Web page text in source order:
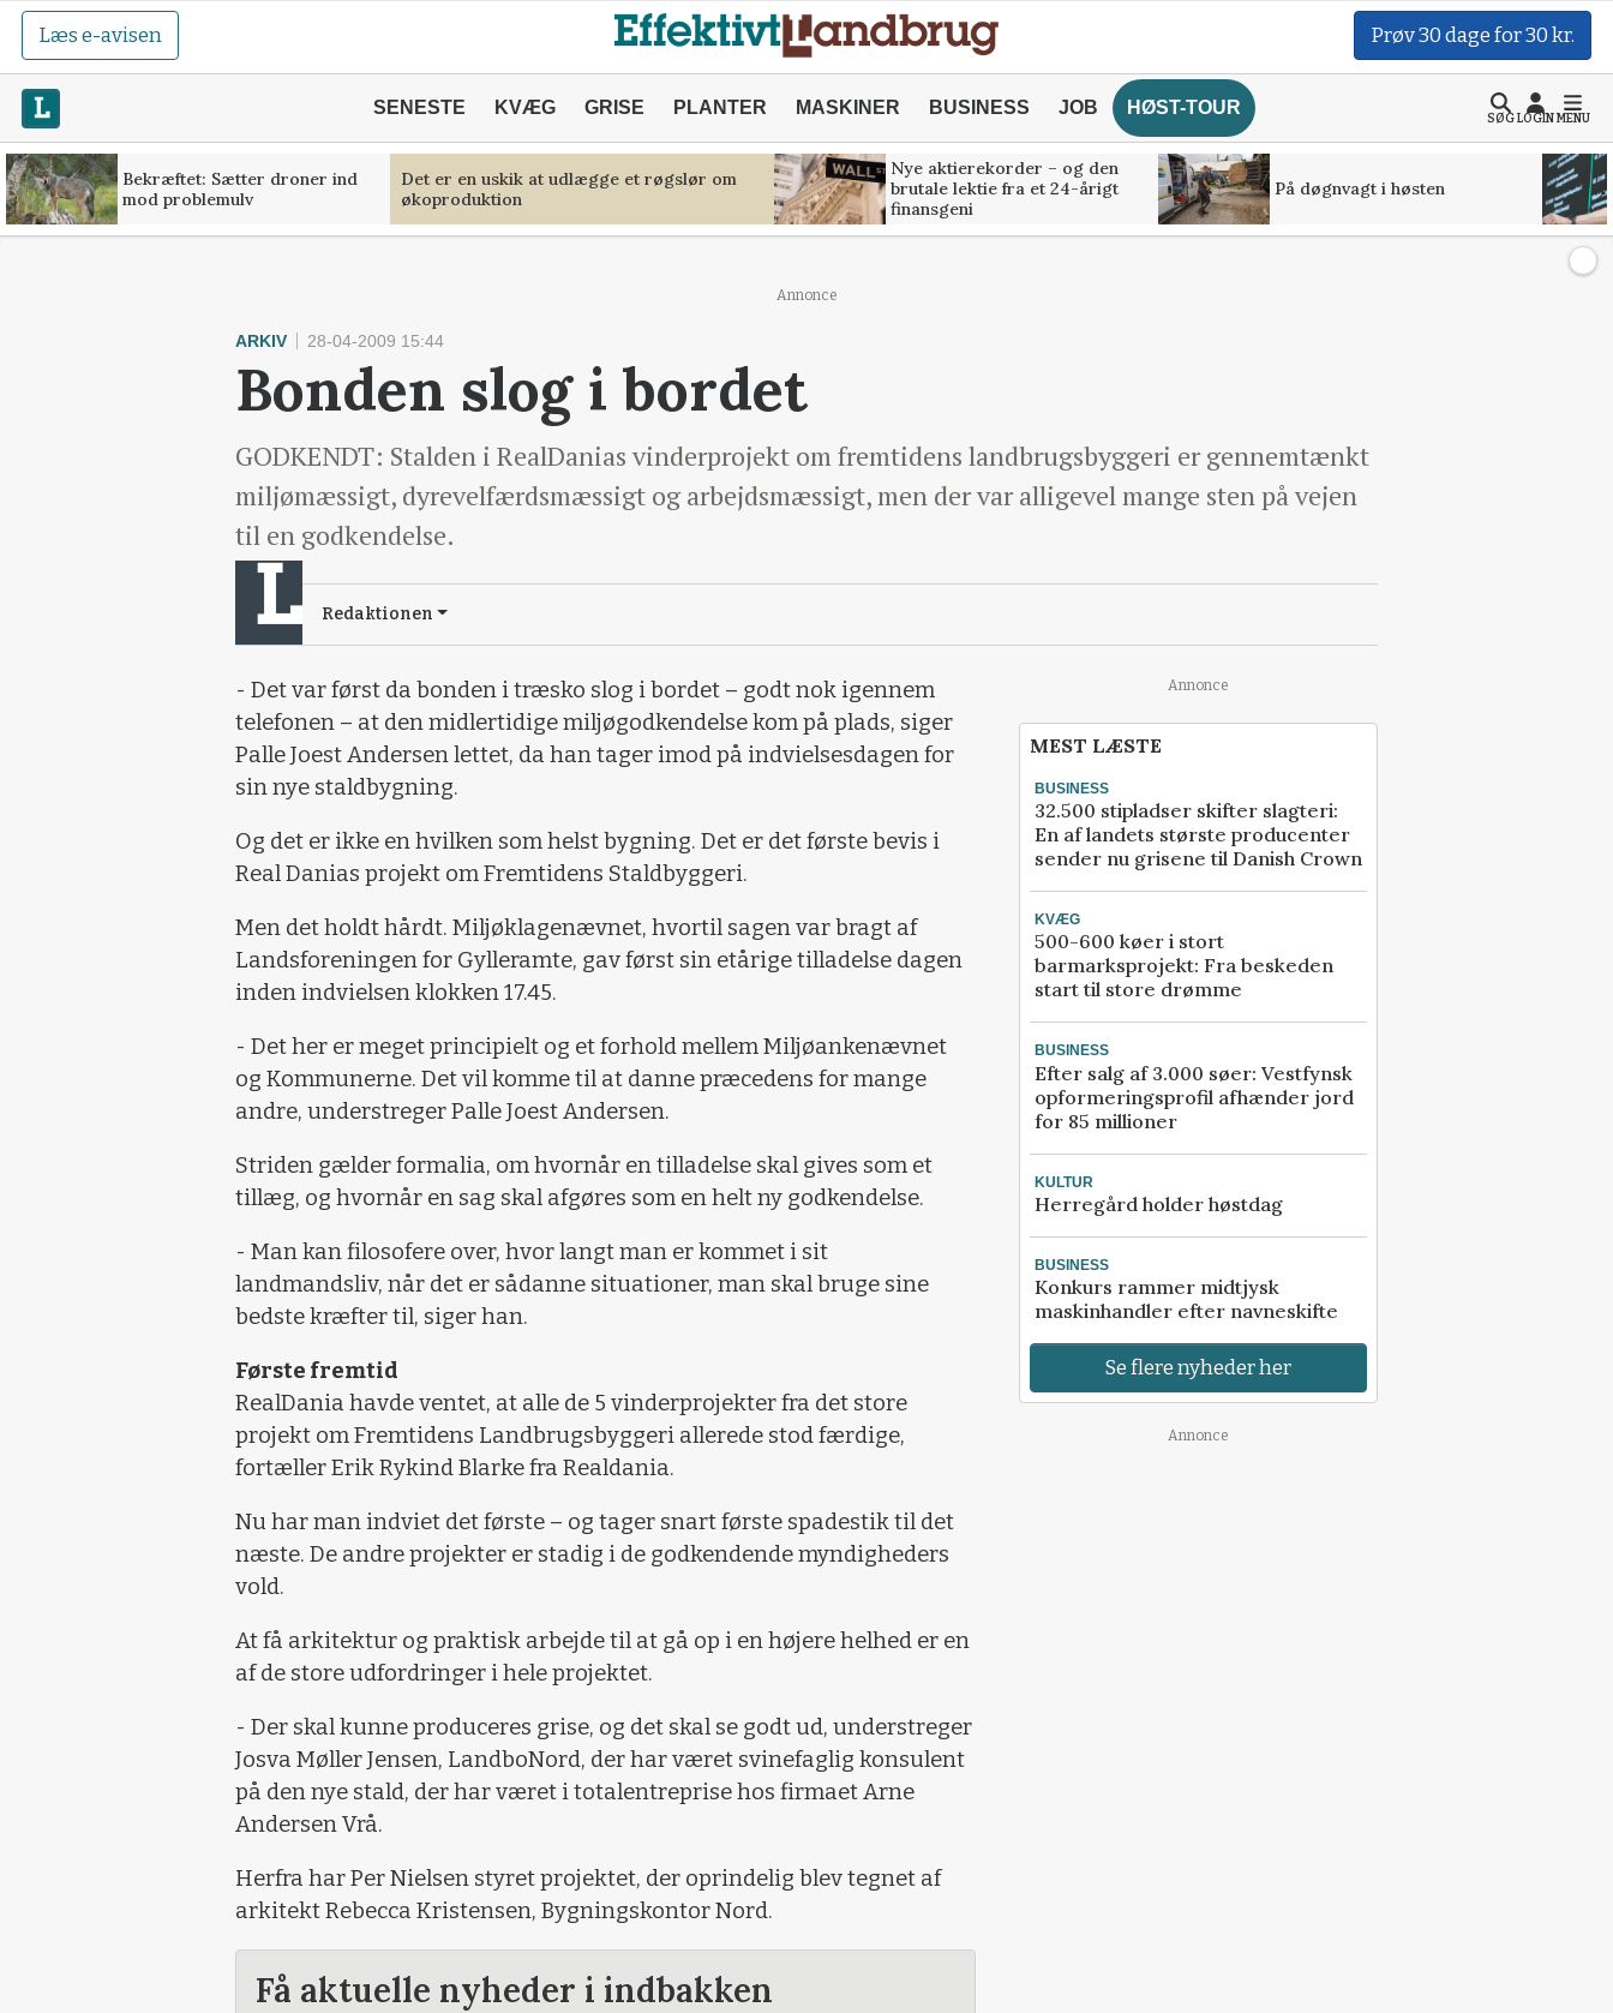
Læs e-avisen Prøv 30 dage for 30 kr.
SENESTE KVÆG GRISE PLANTER MASKINER BUSINESS JOB HØST-TOUR
SØGLOGINMENU
Bekræftet: Sætter droner ind
mod problemulv
Det er en uskik at udlægge et røgslør om
økoproduktion
Nye aktierekorder – og den
brutale lektie fra et 24-årigt
finansgeni
På døgnvagt i høsten
Annonce
ARKIV 28-04-2009 15:44
Bonden slog i bordet
GODKENDT: Stalden i RealDanias vinderprojekt om fremtidens landbrugsbyggeri er gennemtænkt
miljømæssigt, dyrevelfærdsmæssigt og arbejdsmæssigt, men der var alligevel mange sten på vejen
til en godkendelse.
Redaktionen
- Det var først da bonden i træsko slog i bordet – godt nok igennem
telefonen – at den midlertidige miljøgodkendelse kom på plads, siger
Palle Joest Andersen lettet, da han tager imod på indvielsesdagen for
sin nye staldbygning.
Og det er ikke en hvilken som helst bygning. Det er det første bevis i
Real Danias projekt om Fremtidens Staldbyggeri.
Men det holdt hårdt. Miljøklagenævnet, hvortil sagen var bragt af
Landsforeningen for Gylleramte, gav først sin etårige tilladelse dagen
inden indvielsen klokken 17.45.
- Det her er meget principielt og et forhold mellem Miljøankenævnet
og Kommunerne. Det vil komme til at danne præcedens for mange
andre, understreger Palle Joest Andersen.
Striden gælder formalia, om hvornår en tilladelse skal gives som et
tillæg, og hvornår en sag skal afgøres som en helt ny godkendelse.
- Man kan filosofere over, hvor langt man er kommet i sit
landmandsliv, når det er sådanne situationer, man skal bruge sine
bedste kræfter til, siger han.
Første fremtid
RealDania havde ventet, at alle de 5 vinderprojekter fra det store
projekt om Fremtidens Landbrugsbyggeri allerede stod færdige,
fortæller Erik Rykind Blarke fra Realdania.
Nu har man indviet det første – og tager snart første spadestik til det
næste. De andre projekter er stadig i de godkendende myndigheders
vold.
At få arkitektur og praktisk arbejde til at gå op i en højere helhed er en
af de store udfordringer i hele projektet.
- Der skal kunne produceres grise, og det skal se godt ud, understreger
Josva Møller Jensen, LandboNord, der har været svinefaglig konsulent
på den nye stald, der har været i totalentreprise hos firmaet Arne
Andersen Vrå.
Herfra har Per Nielsen styret projektet, der oprindelig blev tegnet af
arkitekt Rebecca Kristensen, Bygningskontor Nord.
Få aktuelle nyheder i indbakken
Annonce
MEST LÆSTE
BUSINESS
32.500 stipladser skifter slagteri:
En af landets største producenter
sender nu grisene til Danish Crown
KVÆG
500-600 køer i stort
barmarksprojekt: Fra beskeden
start til store drømme
BUSINESS
Efter salg af 3.000 søer: Vestfynsk
opformeringsprofil afhænder jord
for 85 millioner
KULTUR
Herregård holder høstdag
BUSINESS
Konkurs rammer midtjysk
maskinhandler efter navneskifte
Se flere nyheder her
Annonce